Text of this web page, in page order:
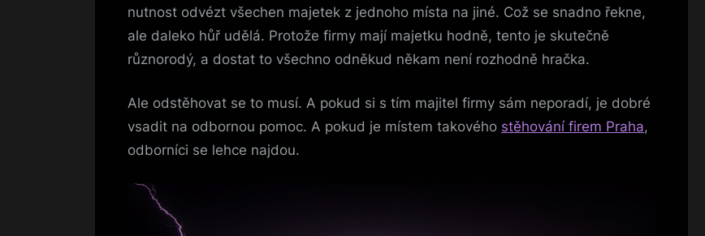
nutnost odvézt všechen majetek z jednoho místa na jiné. Což se snadno řekne,
ale daleko hůř udělá. Protože firmy mají majetku hodně, tento je skutečně
různorodý, a dostat to všechno odněkud někam není rozhodně hračka.
Ale odstěhovat se to musí. A pokud si s tím majitel firmy sám neporadí, je dobré
vsadit na odbornou pomoc. A pokud je místem takového stěhování firem Praha,
odborníci se lehce najdou.